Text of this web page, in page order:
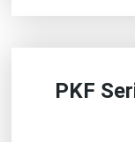
PKF